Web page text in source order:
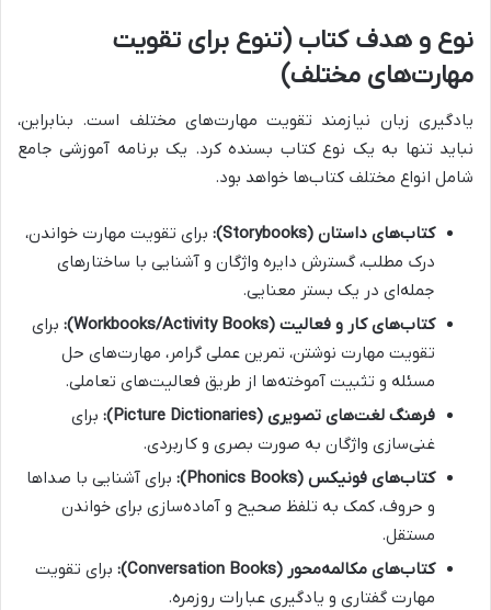
نوع و هدف کتاب (تنوع برای تقویت
مهارت‌های مختلف)
یادگیری زبان نیازمند تقویت مهارت‌های مختلف است. بنابراین،
نباید تنها به یک نوع کتاب بسنده کرد. یک برنامه آموزشی جامع
شامل انواع مختلف کتاب‌ها خواهد بود.
کتاب‌های داستان (Storybooks):
برای تقویت مهارت خواندن،
درک مطلب، گسترش دایره واژگان و آشنایی با ساختارهای
جمله‌ای در یک بستر معنایی.
کتاب‌های کار و فعالیت (Workbooks/Activity Books):
برای
تقویت مهارت نوشتن، تمرین عملی گرامر، مهارت‌های حل
مسئله و تثبیت آموخته‌ها از طریق فعالیت‌های تعاملی.
فرهنگ لغت‌های تصویری (Picture Dictionaries):
برای
غنی‌سازی واژگان به صورت بصری و کاربردی.
کتاب‌های فونیکس (Phonics Books):
برای آشنایی با صداها
و حروف، کمک به تلفظ صحیح و آماده‌سازی برای خواندن
مستقل.
کتاب‌های مکالمه‌محور (Conversation Books):
برای تقویت
مهارت گفتاری و یادگیری عبارات روزمره.